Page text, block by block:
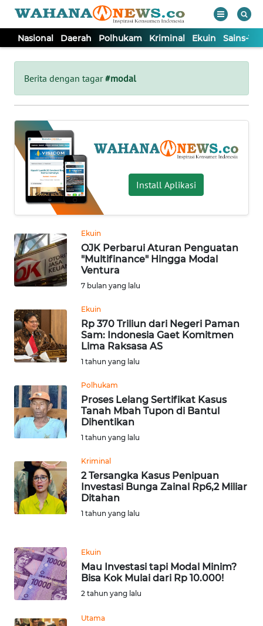
Nasional Daerah Polhukam Kriminal Ekuin Sains-
Berita dengan tagar#modal
Install Aplikasi
Ekuin
OJK Perbarui Aturan Penguatan
"Multifinance" Hingga Modal
Ventura
7 bulan yang lalu
Ekuin
Rp 370 Triliun dari Negeri Paman
Sam: Indonesia Gaet Komitmen
Lima Raksasa AS
1 tahun yang lalu
Polhukam
Proses Lelang Sertifikat Kasus
Tanah Mbah Tupon di Bantul
Dihentikan
1 tahun yang lalu
Kriminal
2 Tersangka Kasus Penipuan
Investasi Bunga Zainal Rp6,2 Miliar
Ditahan
1 tahun yang lalu
Ekuin
Mau Investasi tapi Modal Minim?
Bisa Kok Mulai dari Rp 10.000!
2 tahun yang lalu
Utama
Tutup
NASIONAL
DAERAH
POLHUKAM
KRIMINAL
EKUIN
SAINS-TEKNO
INTERNASIONAL
PENDIDIKAN
OLAHRAGA
OPINI
EDITORIAL
INDEKS
BERITA
KONTAK